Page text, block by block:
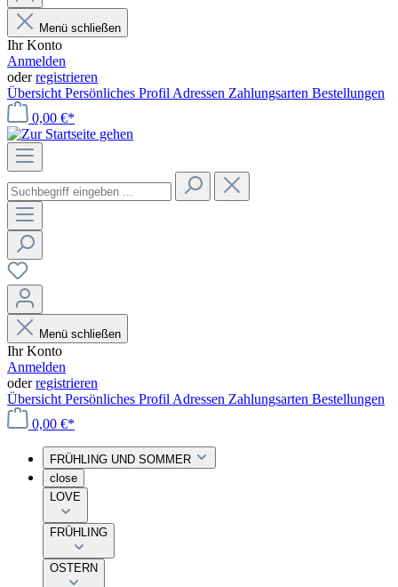
Menü schließen
Ihr Konto
Anmelden
oderregistrieren
Übersicht Persönliches Profil Adressen Zahlungsarten Bestellungen
0,00 €*
Menü schließen
Ihr Konto
Anmelden
oderregistrieren
Übersicht Persönliches Profil Adressen Zahlungsarten Bestellungen
0,00 €*
FRÜHLING UND SOMMER
close
LOVE
FRÜHLING
OSTERN